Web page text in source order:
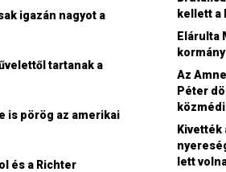
igazán nagyot a
tartanak a
is pörög az amerikai
és a Richter
kellett a
Elárulta
Az
Péter
Kivették
lett